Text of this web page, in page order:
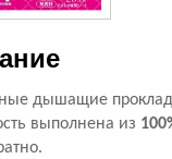
дышащие
выполнена из